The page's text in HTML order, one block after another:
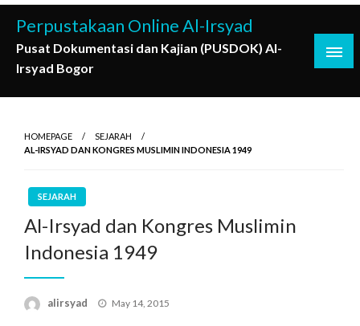
Skip
content
Perpustakaan Online Al-Irsyad
Pusat Dokumentasi dan Kajian (PUSDOK) Al-
Irsyad Bogor
HOMEPAGE
SEJARAH
AL-IRSYAD DAN KONGRES MUSLIMIN INDONESIA 1949
SEJARAH
Al-Irsyad dan Kongres Muslimin
Indonesia 1949
alirsyad
Posted
May 14, 2015